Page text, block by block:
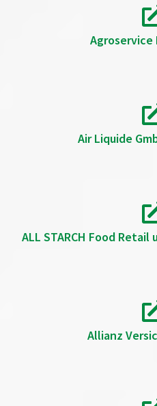
Agroservice
Air Liquide
ALL STARCH Food Retail
Allianz